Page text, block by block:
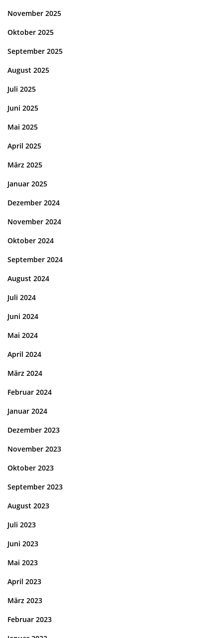
November 2025
Oktober 2025
September 2025
August 2025
Juli 2025
Juni 2025
Mai 2025
April 2025
März 2025
Januar 2025
Dezember 2024
November 2024
Oktober 2024
September 2024
August 2024
Juli 2024
Juni 2024
Mai 2024
April 2024
März 2024
Februar 2024
Januar 2024
Dezember 2023
November 2023
Oktober 2023
September 2023
August 2023
Juli 2023
Juni 2023
Mai 2023
April 2023
März 2023
Februar 2023